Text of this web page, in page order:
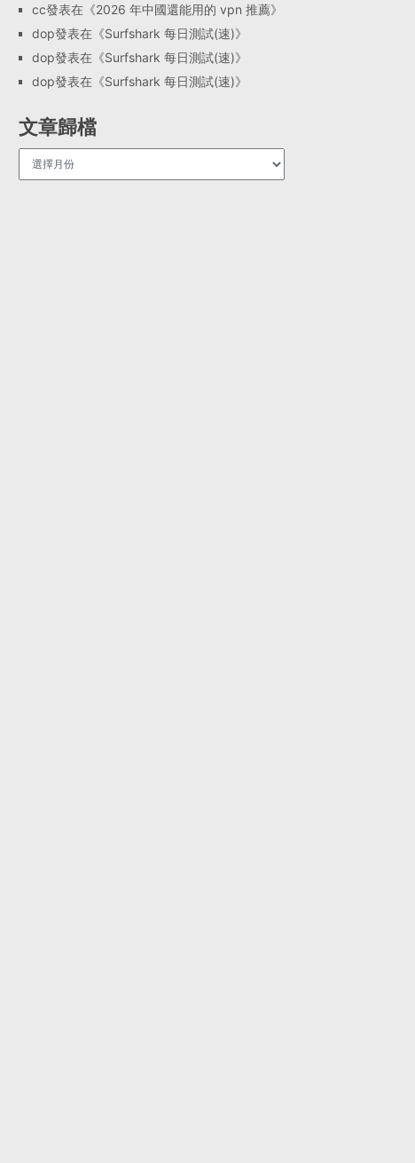
cc發表在《2026 年中國還能用的 vpn 推薦》
dop發表在《Surfshark 每日測試(速)》
dop發表在《Surfshark 每日測試(速)》
dop發表在《Surfshark 每日測試(速)》
文章歸檔